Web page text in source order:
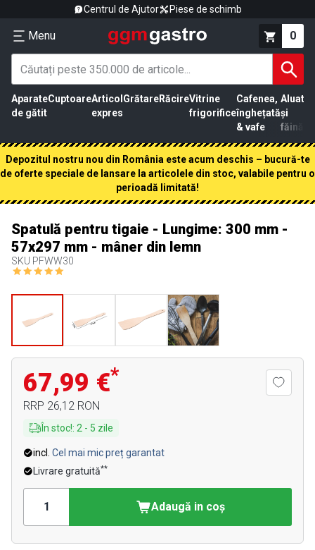
Centrul de Ajutor Piese de schimb
Menu 0
Aparate
de gătit
CuptoareArticol
expres
GrătareRăcireVitrine
frigorifice
Cafenea,
înghețată
& vafe
Aluat
și
făină
Depozitul nostru nou din România este acum deschis – bucură-te
de oferte speciale de lansare la articolele din stoc, valabile pentru o
perioadă limitată!
Spatulă pentru tigaie - Lungime: 300 mm -
57x297 mm - mâner din lemn
SKU PFWW30
67,99 €*
RRP 26,12 RON
În stoc!: 2 - 5 zile
incl. Cel mai mic preț garantat
Livrare gratuită**
Adaugă in coş